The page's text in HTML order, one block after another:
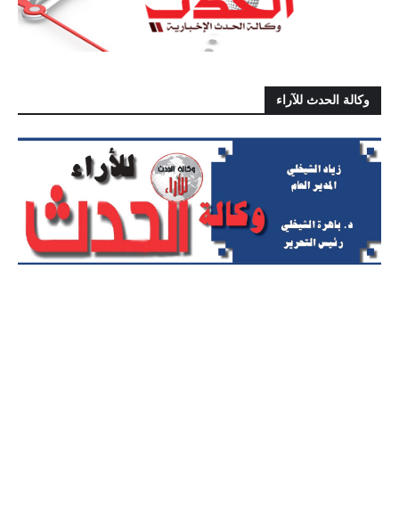
وكالة الحدث للآراء